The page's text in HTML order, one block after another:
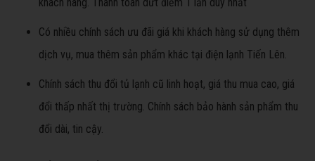
Có nhiều chính sách ưu đãi giá khi khách hàng sử dụng thêm
dịch vụ, mua thêm sản phẩm khác tại điện lạnh Tiến Lên.
Chính sách thu đổi tủ lạnh cũ linh hoạt, giá thu mua cao, giá
đổi thấp nhất thị trường. Chính sách bảo hành sản phẩm thu
đổi dài, tin cậy.